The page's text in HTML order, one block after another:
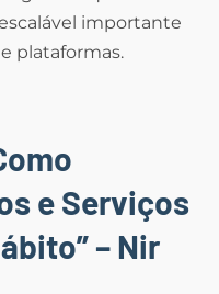
importante
plataformas.
e Serviços
– Nir